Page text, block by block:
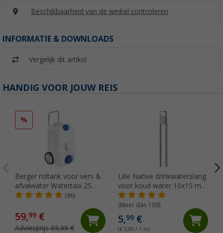
Beschikbaarheid van de winkel controleren
INFORMATIE & DOWNLOADS
Vergelijk dit artikel
HANDIG VOOR JOUW REIS
%
Berger roltank voor vers &
afvalwater Watertaxi 25
liter
(96)
59,99 €
Adviesprijs 69,99 €
Lilie Native drinkwaterslang
voor koud water 10x15 mm
(per meter)
(Meer dan 100)
5,99€
(€ 5,99 / 1 m)